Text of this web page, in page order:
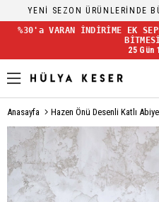
YENİ SEZON ÜRÜNLERİNDE
%30'a VARAN İNDİRİME EK
25 Gün
Anasayfa Hazen Önü Desenli Katlı